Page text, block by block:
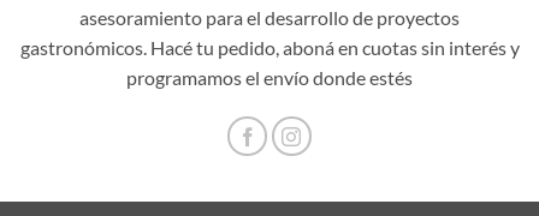
asesoramiento para el desarrollo de proyectos
gastronómicos. Hacé tu pedido, aboná en cuotas sin interés y
programamos el envío donde estés